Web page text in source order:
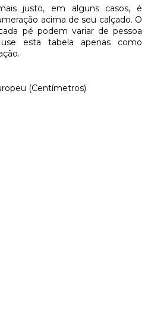
justo, em alguns casos, é
acima de seu calçado. O
pé podem variar de pessoa
esta tabela apenas como
(Centímetros)